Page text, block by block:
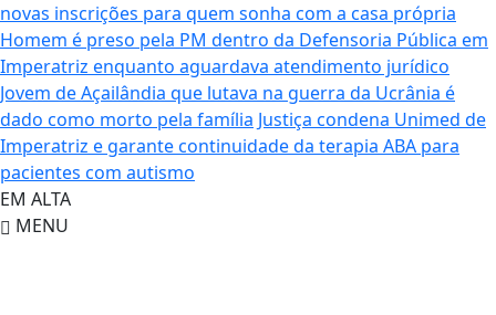
novas inscrições para quem sonha com a casa própria
Homem é preso pela PM dentro da Defensoria Pública em
Imperatriz enquanto aguardava atendimento jurídico
Jovem de Açailândia que lutava na guerra da Ucrânia é
dado como morto pela família Justiça condena Unimed de
Imperatriz e garante continuidade da terapia ABA para
pacientes com autismo
EM ALTA
MENU